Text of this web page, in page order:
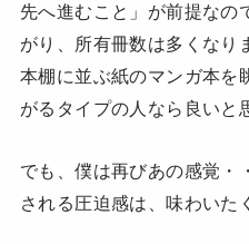
先へ進むこと」が前提なの
がり、所有冊数は多くなり
本棚に並ぶ紙のマンガ本を
がるタイプの人なら良いと
でも、僕は再びあの感覚・
される圧迫感は、味わいた